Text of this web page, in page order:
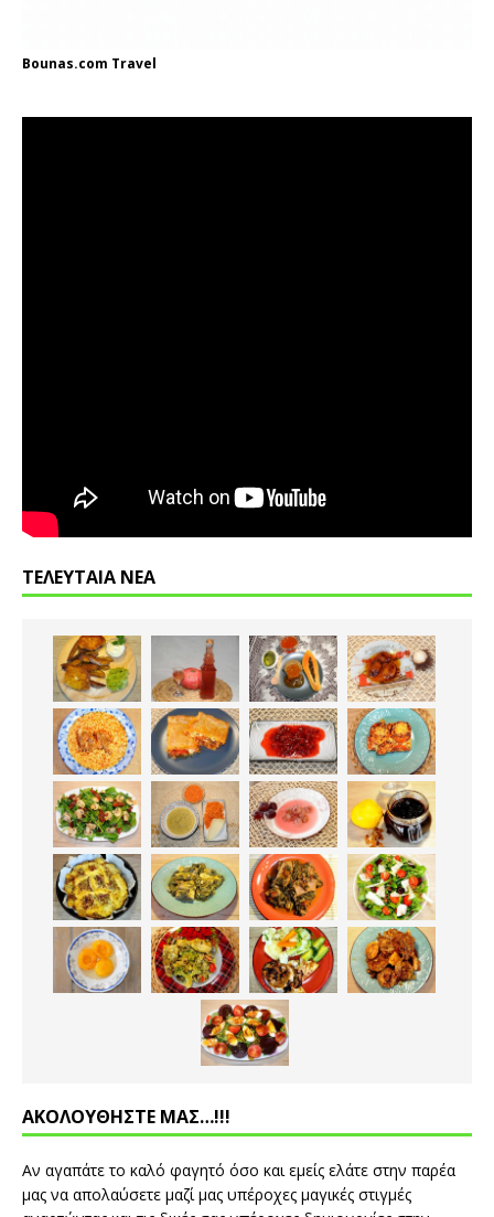
Bounas.com Travel
ΤΕΛΕΥΤΑΙΑ ΝΕΑ
ΑΚΟΛΟΥΘΗΣΤΕ ΜΑΣ…!!!
Αν αγαπάτε το καλό φαγητό όσο και εμείς ελάτε στην παρέα
μας να απολαύσετε μαζί μας υπέροχες μαγικές στιγμές